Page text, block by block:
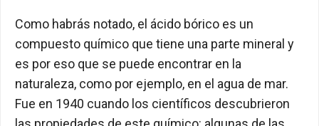
Como habrás notado, el ácido bórico es un
compuesto químico que tiene una parte mineral y
es por eso que se puede encontrar en la
naturaleza, como por ejemplo, en el agua de mar.
Fue en 1940 cuando los científicos descubrieron